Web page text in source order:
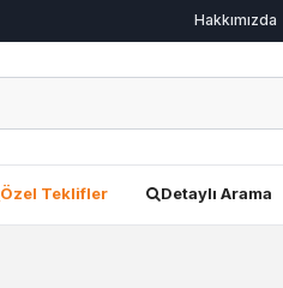
Hakkımızda
Özel Teklifler Detaylı Arama